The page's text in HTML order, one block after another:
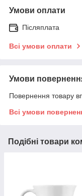
Умови оплати
Післяплата
Всі умови оплати
Умови
Повернення товару
Всі умови
Подібні товари